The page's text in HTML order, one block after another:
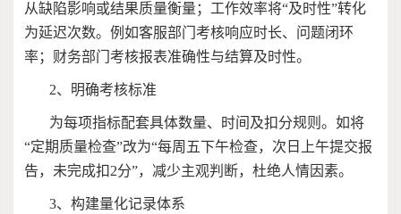
从缺陷影响或结果质量衡量；工作效率将“及时性”转化
为延迟次数。例如客服部门考核响应时长、问题闭环
率；财务部门考核报表准确性与结算及时性。
2、明确考核标准
为每项指标配套具体数量、时间及扣分规则。如将
“定期质量检查”改为“每周五下午检查，次日上午提交报
告，未完成扣2分”，减少主观判断，杜绝人情因素。
3、构建量化记录体系